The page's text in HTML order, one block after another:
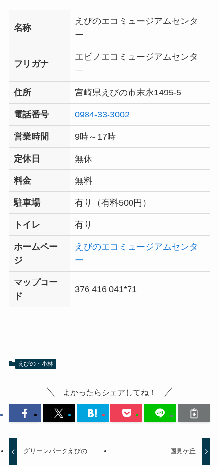
名称
えびのエコミュージアムセンタ
ー
フリガナ
エビノエコミュージアムセンタ
ー
住所 宮崎県えびの市末永1495-5
電話番号 0984-33-3002
営業時間 9時～17時
定休日 無休
料金 無料
駐車場 有り（有料500円）
トイレ 有り
ホームペー
ジ
えびのエコミュージアムセンタ
ー
マップコー
ド
376 416 041*71
えびの・小林
よかったらシェアしてね！
グリーンパークえびの 国見ケ丘